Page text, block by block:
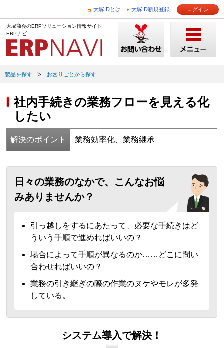
大塚IDとは 大塚ID新規登録 ログイン
大塚商会のERPソリューション情報サイト
ERPナビ
製品を探す お困りごとから探す
社内手続きの業務フローを見える化
したい
解決のポイント 業務効率化、業務継承
日々の業務のなかで、こんなお悩
みありませんか？
引っ越しをするにあたって、必要な手続きはど
ういう手順で進めればいいの？
場合によって手順が異なるのか……どこに問い
合わせればいいの？
業務の引き継ぎの際の作業のヌケやモレが多発
している。
システム導入で解決！